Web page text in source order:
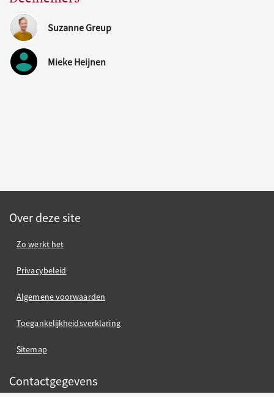
Suzanne Greup
Mieke Heijnen
Over deze site
Zo werkt het
Privacybeleid
Algemene voorwaarden
Toegankelijkheidsverklaring
Sitemap
Contactgegevens